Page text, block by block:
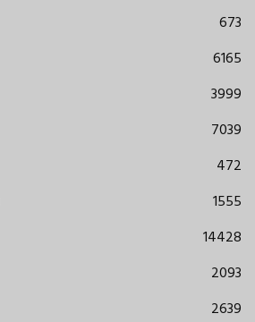
673
6165
3999
7039
472
1555
14428
2093
2639